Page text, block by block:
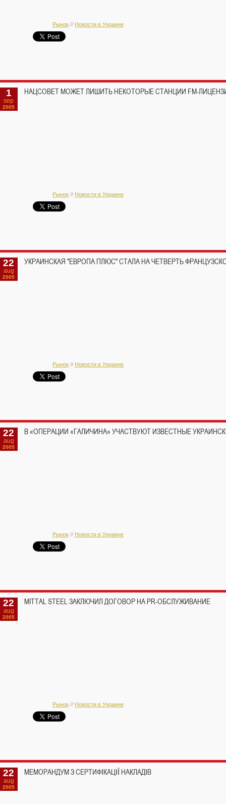
Рынок // Новости в Украине
1
sep
2005
НАЦСОВЕТ МОЖЕТ ЛИШИТЬ НЕКОТОРЫЕ СТАНЦИИ FM-
Рынок // Новости в Украине
22
aug
2005
УКРАИНСКАЯ "ЕВРОПА ПЛЮС" СТАЛА НА ЧЕТВЕРТЬ
Рынок // Новости в Украине
22
aug
2005
В «ОПЕРАЦИИ «ГАЛИЧИНА» УЧАСТВУЮТ ИЗВЕСТНЫЕ
Рынок // Новости в Украине
22
aug
2005
MITTAL STEEL ЗАКЛЮЧИЛ ДОГОВОР НА PR-ОБСЛУЖИВАНИЕ
Рынок // Новости в Украине
22
aug
2005
МЕМОРАНДУМ З СЕРТИФІКАЦІЇ НАКЛАДІВ